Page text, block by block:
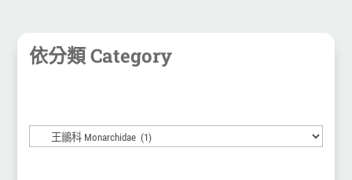
依分類 Category